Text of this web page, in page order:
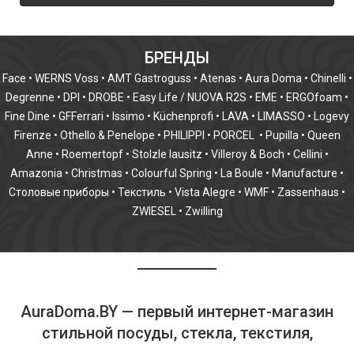
БРЕНДЫ
Face • WERNS Voss • AMT Gastroguss • Atenas • Aura Doma • Chinelli •
Degrenne • DPI • DROBE • Easy Life / NUOVA R2S • EME • ERGOfoam •
Fine Dine • GFFerrari • Issimo • Küchenprofi • LAVA • LIMASSO • Logevy
Firenze • Othello & Penelope • PHILIPPI • PORCEL • Pupilla • Queen
Anne • Roemertopf • Stolzle lausitz • Villeroy & Boch • Cellini •
Amazonia • Christmas • Colourful Spring • La Boule • Manufacture •
Столовые приборы • Текстиль • Vista Alegre • WMF • Zassenhaus •
ZWIESEL
• Zwilling
AuraDoma.BY — первый интернет-магазин
стильной посуды, стекла, текстиля,